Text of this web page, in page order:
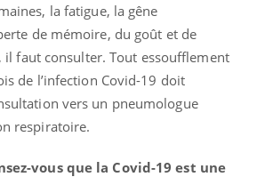
la fatigue, la gêne
de mémoire, du goût et de
il faut consulter. Tout essoufflement
de l’infection Covid-19 doit
vers un pneumologue
respiratoire.
vous que la Covid-19 est une